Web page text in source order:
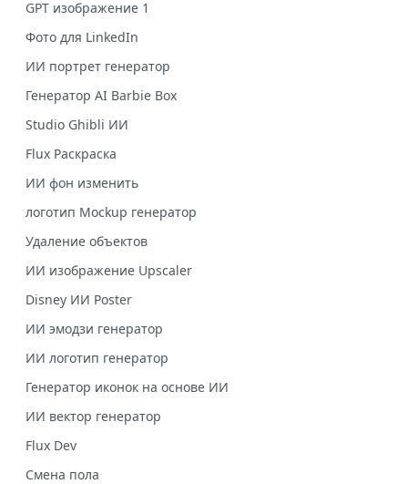
GPT изображение 1
Фото для LinkedIn
ИИ портрет генератор
Генератор AI Barbie Box
Studio Ghibli ИИ
Flux Раскраска
ИИ фон изменить
логотип Mockup генератор
Удаление объектов
ИИ изображение Upscaler
Disney ИИ Poster
ИИ эмодзи генератор
ИИ логотип генератор
Генератор иконок на основе ИИ
ИИ вектор генератор
Flux Dev
Смена пола